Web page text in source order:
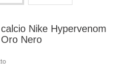
Nike Hypervenom
Nero